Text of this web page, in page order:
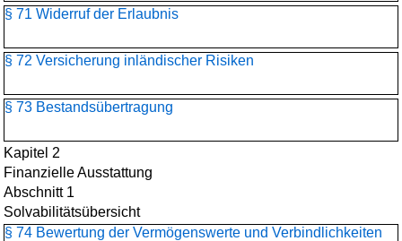
§ 71 Widerruf der Erlaubnis
§ 72 Versicherung inländischer Risiken
§ 73 Bestandsübertragung
Kapitel 2
Finanzielle Ausstattung
Abschnitt 1
Solvabilitätsübersicht
§ 74 Bewertung der Vermögenswerte und Verbindlichkeiten